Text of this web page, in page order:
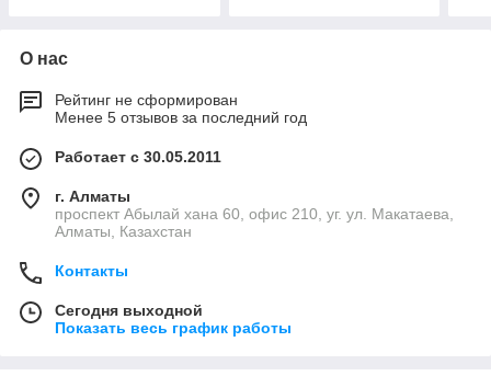
О нас
Рейтинг не сформирован
Менее 5 отзывов за последний год
Работает с 30.05.2011
г. Алматы
проспект Абылай хана 60, офис 210, уг. ул. Макатаева,
Алматы, Казахстан
Контакты
Сегодня выходной
Показать весь график работы